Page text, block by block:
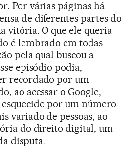
Por várias páginas há
de diferentes partes do
vitória. O que ele queria
é lembrado em todas
pela qual buscou a
episódio podia,
recordado por um
ao acessar o Google,
por um número
variado de pessoas, ao
do direito digital, um
disputa.